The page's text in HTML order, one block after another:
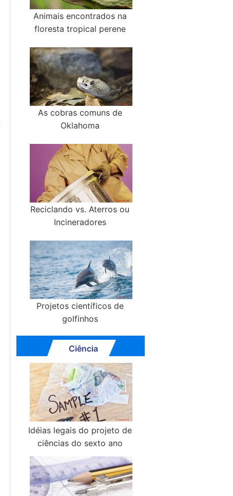
Animais encontrados na
floresta tropical perene
As cobras comuns de
Oklahoma
Reciclando vs. Aterros ou
Incineradores
Projetos científicos de
golfinhos
Ciência
Idéias legais do projeto de
ciências do sexto ano